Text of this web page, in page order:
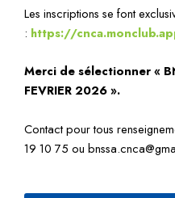
Les inscriptions se font
: https://
Merci de sélectionner «
FEVRIER 2026 ».
Contact pour tous
19 10 75 ou